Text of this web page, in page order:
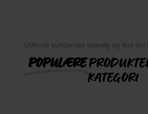
Udforsk kundernes topvalg og find
POPULÆRE
KATEGORI